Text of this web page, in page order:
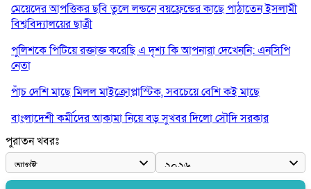
মেয়েদের আপত্তিকর ছবি তুলে লন্ডনে বয়ফ্রেন্ডের কাছে পাঠাতেন ইসলামী
বিশ্ববিদ্যালয়ের ছাত্রী
পুলিশকে পিটিয়ে রক্তাক্ত করেছি এ দৃশ্য কি আপনারা দেখেননি: এনসিপি
নেতা
পাঁচ দেশি মাছে মিলল মাইক্রোপ্লাস্টিক, সবচেয়ে বেশি কই মাছে
বাংলাদেশী কর্মীদের আকামা নিয়ে বড় সুখবর দিলো সৌদি সরকার
ভারতের পূর্ব সীমান্তে এখন ‘আরেকটি পাকিস্তান’ গড়ে উঠেছে: সজীব
ওয়াজেদ জয়
পুরাতন খবরঃ